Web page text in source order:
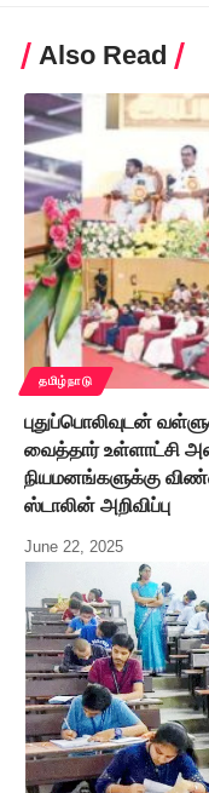
Also Read
தமிழ்நாடு
புதுப்பொலிவுடன்
வைத்தார் உள்ளாட்சி
நியமனங்களுக்கு
ஸ்டாலின் அறிவிப்பு
June 22, 2025